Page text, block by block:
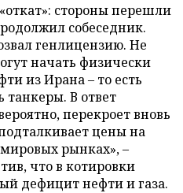
стороны перешли
собеседник.
генлицензию. Не
начать физически
из Ирана – то есть
танкеры. В ответ
перекроет вновь
цены на
рынках», –
что в котировки
дефицит нефти и газа.